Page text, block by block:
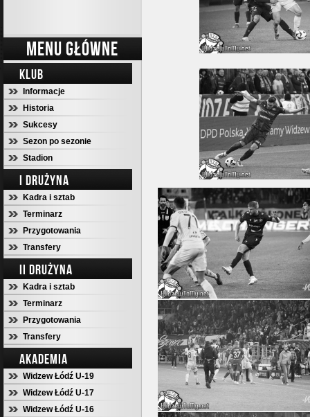
MENU GŁÓWNE
KLUB
Informacje
Historia
Sukcesy
Sezon po sezonie
Stadion
I DRUŻYNA
Kadra i sztab
Terminarz
Przygotowania
Transfery
II DRUŻYNA
Kadra i sztab
Terminarz
Przygotowania
Transfery
AKADEMIA
Widzew Łódź U-19
Widzew Łódź U-17
Widzew Łódź U-16